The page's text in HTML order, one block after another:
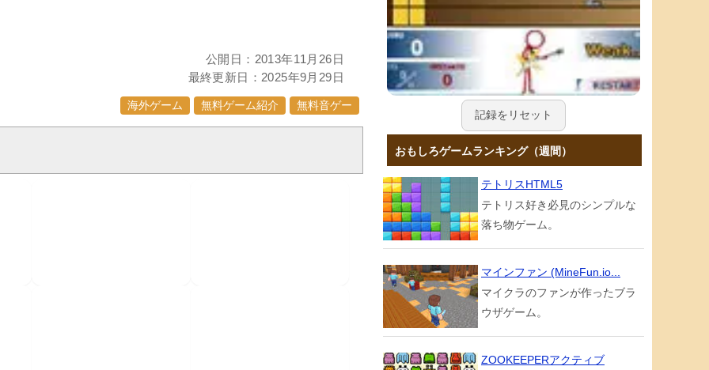
公開日： 2013年11月26日
最終更新日： 2025年9月29日
海外ゲーム 無料ゲーム紹介 無料音ゲー
記録をリセット
おもしろゲームランキング（週間）
テトリスHTML5
テトリス好き必見のシンプルな
落ち物ゲーム。
マインファン (MineFun.io...
マイクラのファンが作ったブラ
ウザゲーム。
ZOOKEEPERアクティブ